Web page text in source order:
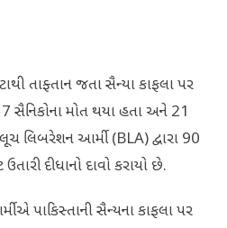
તાફ્તાન જતા સૈન્યા કાફલા પર
સૈનિકોના મોત થયા હતા અને 21
લિબરેશન આર્મી (BLA) દ્વારા 90
દીધાનો દાવો કરાયો છે.
પાકિસ્તાની સૈન્યના કાફલા પર